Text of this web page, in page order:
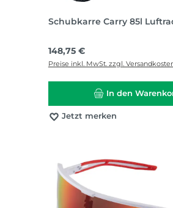
Schubkarre Carry 85l
Regulärer Preis:
148,75 €
Preise inkl. MwSt. zzgl.
In den
Jetzt merken